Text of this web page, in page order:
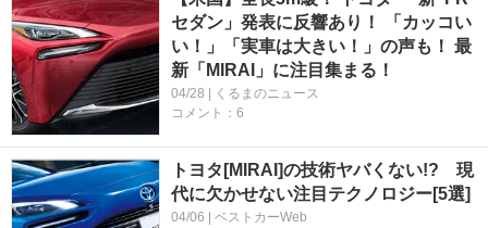
セダン」発表に反響あり！ 「カッコい
い！」「実車は大きい！」の声も！ 最
新「MIRAI」に注目集まる！
04/28 | くるまのニュース
コメント：6
トヨタ[MIRAI]の技術ヤバくない!? 現
代に欠かせない注目テクノロジー[5選]
04/06 | ベストカーWeb